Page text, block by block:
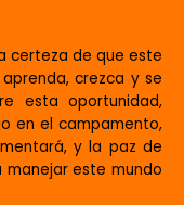
certeza de que este
crezca y se
esta oportunidad,
en el campamento,
y la paz de
este mundo